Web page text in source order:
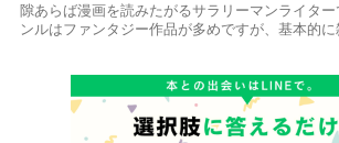
隙あらば漫画を読みたがるサラリーマンライタ
ンルはファンタジー作品が多めですが、基本的に